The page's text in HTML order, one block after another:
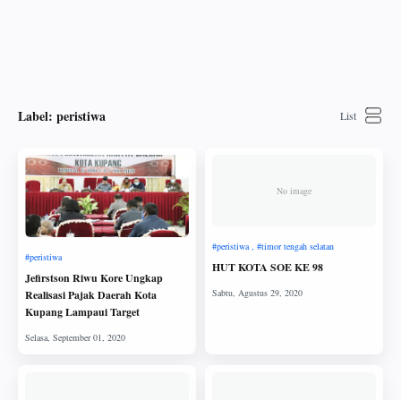
Label: peristiwa
Jefirstson Riwu Kore Ungkap
Realisasi Pajak Daerah Kota
Kupang Lampaui Target
No image
HUT KOTA SOE KE 98